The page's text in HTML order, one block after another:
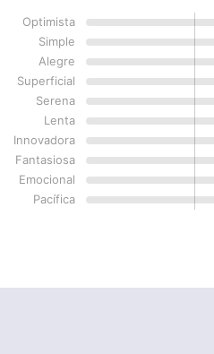
Optimista
Simple
Alegre
Superficial
Serena
Lenta
Innovadora
Fantasiosa
Emocional
Pacífica